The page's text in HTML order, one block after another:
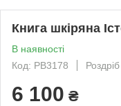
Книга шкіряна
В наявності
Код: PB3178
Роздріб
6 100 ₴